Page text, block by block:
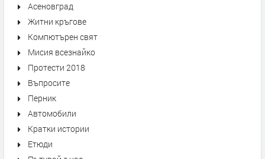
Асеновград
Житни кръгове
Компютърен свят
Мисия всезнайко
Протести 2018
Въпросите
Перник
Автомобили
Кратки истории
Етюди